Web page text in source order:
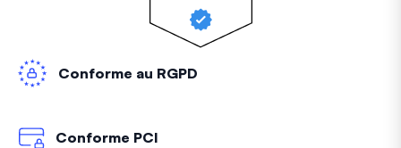
Conforme au RGPD
Conforme PCI